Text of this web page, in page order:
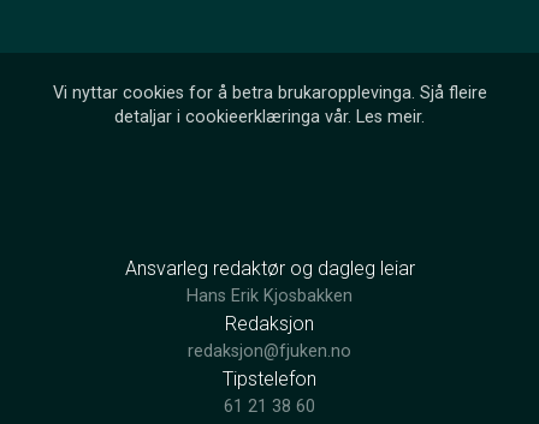
Vi nyttar cookies for å betra brukaropplevinga. Sjå fleire
detaljar i cookieerklæringa vår. Les meir.
Ansvarleg redaktør og dagleg leiar
Hans Erik Kjosbakken
Redaksjon
redaksjon@fjuken.no
Tipstelefon
61 21 38 60